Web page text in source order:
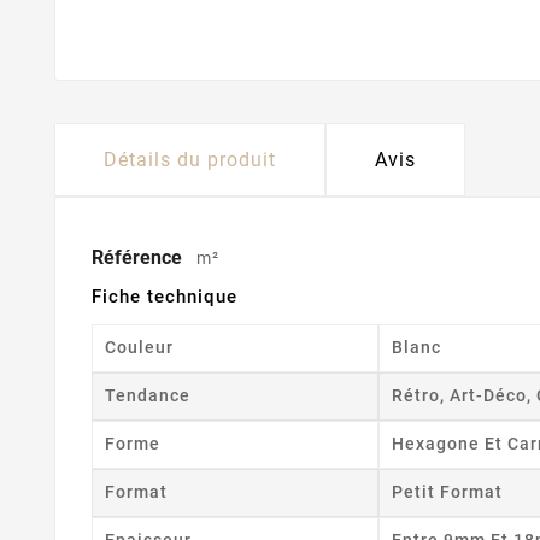
Détails du produit Avis
Référence m²
Fiche technique
Couleur Blanc
Tendance Rétro, Art-Déco,
Forme Hexagone Et
Format Petit Format